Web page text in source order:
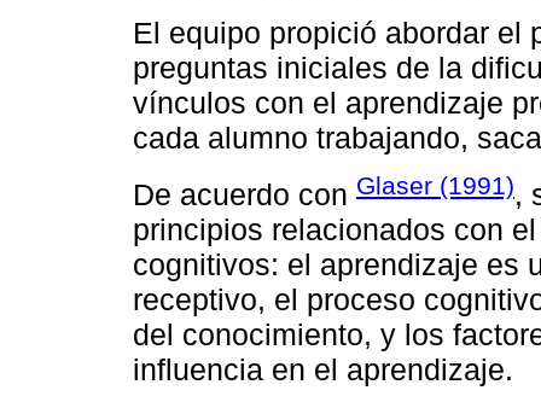
El equipo propició abordar el
preguntas iniciales de la
vínculos con el aprendizaje
cada alumno trabajando,
De acuerdo con Glaser (1991),
principios relacionados con
cognitivos: el aprendizaje es
receptivo, el proceso
del conocimiento, y los
influencia en el aprendizaje.